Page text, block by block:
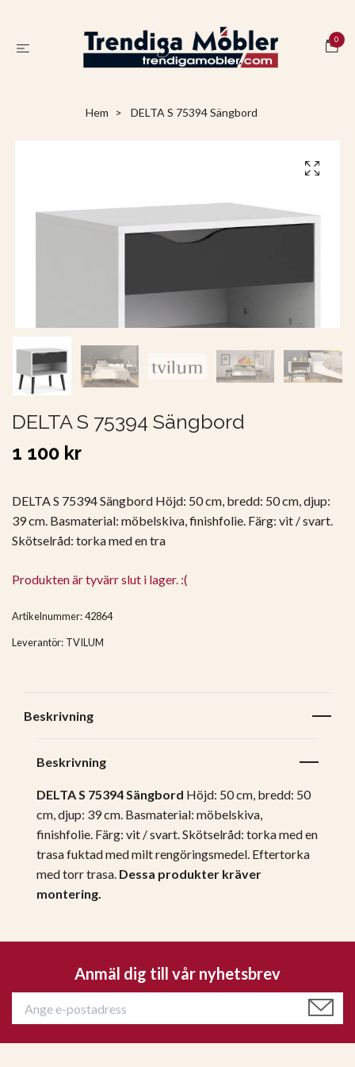
0
Hem DELTA S 75394 Sängbord
DELTA S 75394 Sängbord
1 100 kr
DELTA S 75394 Sängbord Höjd: 50 cm, bredd: 50 cm, djup:
39 cm. Basmaterial: möbelskiva, finishfolie. Färg: vit / svart.
Skötselråd: torka med en tra
Produkten är tyvärr slut i lager. :(
Artikelnummer:42864
Leverantör: TVILUM
Beskrivning
Beskrivning
DELTA S 75394 Sängbord Höjd: 50 cm, bredd: 50
cm, djup: 39 cm. Basmaterial: möbelskiva,
finishfolie. Färg: vit / svart.Skötselråd: torka med en
trasa fuktad med milt rengöringsmedel. Eftertorka
med torr trasa. Dessa produkter kräver
montering.
Anmäl dig till vår nyhetsbrev